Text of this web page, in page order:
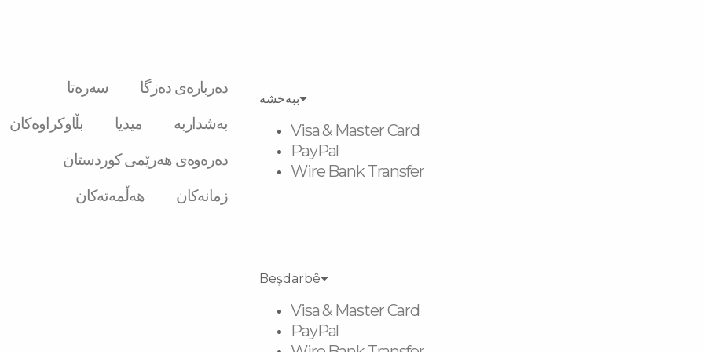
سەرەتا
دەربارەی دەزگا
بڵاوکراوەکان
میدیا
بەشداربە
دەرەوەی هەرێمی کوردستان
هەڵمەتەکان
زمانەکان
ببەخشە
Visa & Master Card
PayPal
Wire Bank Transfer
Beşdarbê
Visa & Master Card
PayPal